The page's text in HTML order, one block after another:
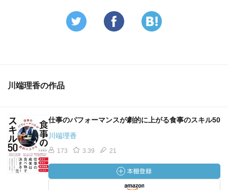
川端理香の作品
仕事のパフォーマンスが劇的に上がる食事のスキル50
川端理香
173 3.39 21